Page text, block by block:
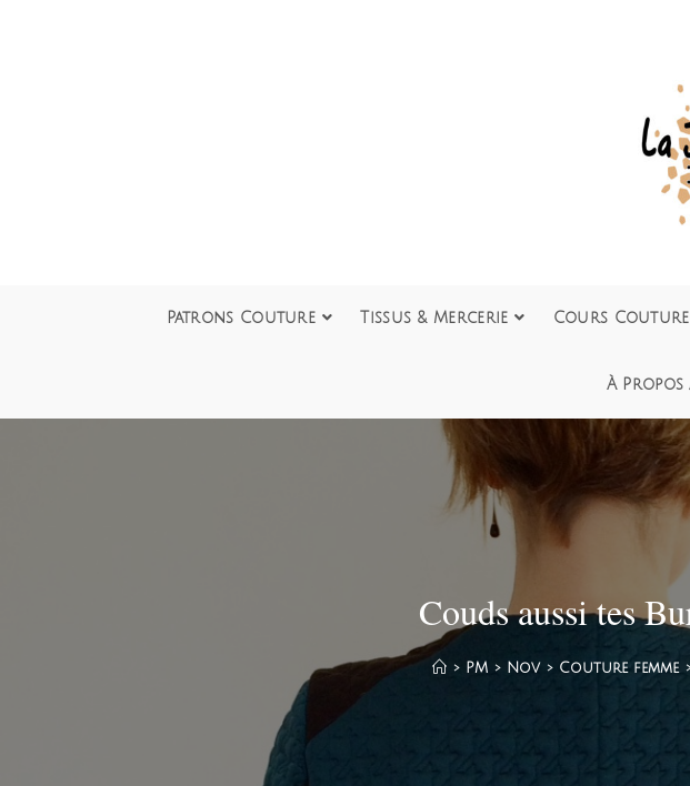
Patrons Couture Tissus & Mercerie Cours Couture
À Propos
Couds aussi tes
> PM > Nov > Couture femme >